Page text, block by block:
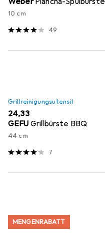
10 cm
49
Grillreinigungsutensil
EUR
24,33
GEFU Grillbürste BBQ
44 cm
7
MENGENRABATT